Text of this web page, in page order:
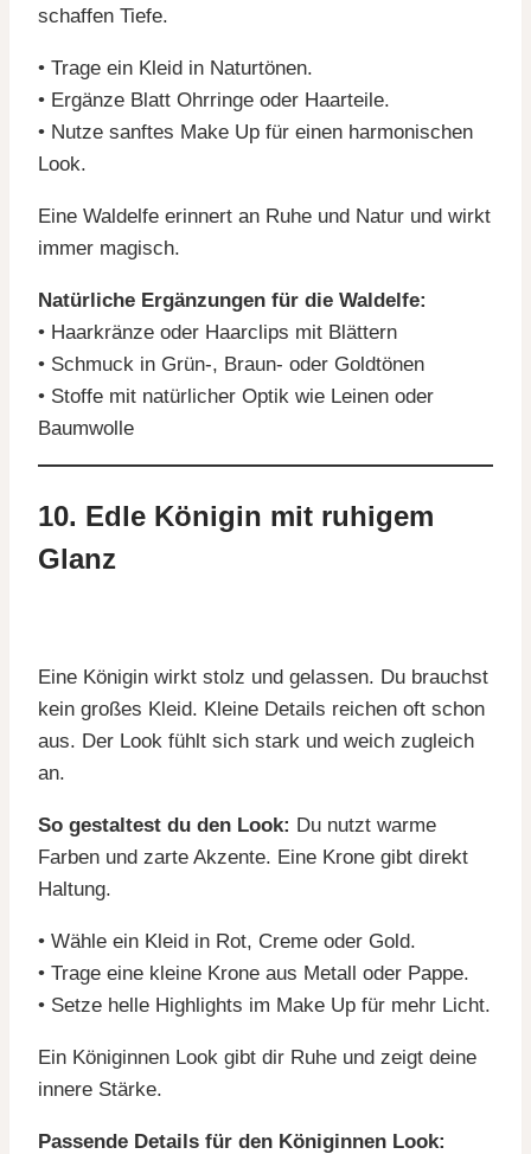
schaffen Tiefe.
• Trage ein Kleid in Naturtönen.
• Ergänze Blatt Ohrringe oder Haarteile.
• Nutze sanftes Make Up für einen harmonischen
Look.
Eine Waldelfe erinnert an Ruhe und Natur und wirkt
immer magisch.
Natürliche Ergänzungen für die Waldelfe:
• Haarkränze oder Haarclips mit Blättern
• Schmuck in Grün-, Braun- oder Goldtönen
• Stoffe mit natürlicher Optik wie Leinen oder
Baumwolle
10. Edle Königin mit ruhigem
Glanz
Eine Königin wirkt stolz und gelassen. Du brauchst
kein großes Kleid. Kleine Details reichen oft schon
aus. Der Look fühlt sich stark und weich zugleich
an.
So gestaltest du den Look: Du nutzt warme
Farben und zarte Akzente. Eine Krone gibt direkt
Haltung.
• Wähle ein Kleid in Rot, Creme oder Gold.
• Trage eine kleine Krone aus Metall oder Pappe.
• Setze helle Highlights im Make Up für mehr Licht.
Ein Königinnen Look gibt dir Ruhe und zeigt deine
innere Stärke.
Passende Details für den Königinnen Look: